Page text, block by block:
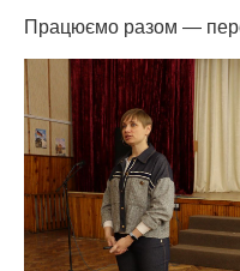
Працюємо разом —